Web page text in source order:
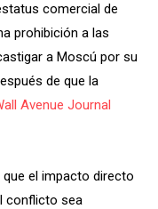
comercial de
prohibición a las
a Moscú por su
de que la
Avenue Journal
que el impacto directo
conflicto sea